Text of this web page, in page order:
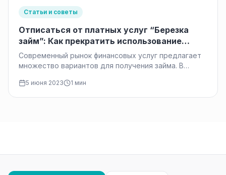
Статьи и советы
Отписаться от платных услуг “Березка
займ”: Как прекратить использование
платного сервиса по подбору займов.
Современный рынок финансовых услуг предлагает
множество вариантов для получения займа. В
ситуации и повышенной…
5 июня 2023 1 мин